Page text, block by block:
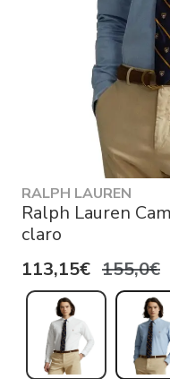
RALPH LAUREN
Ralph Lauren
claro
113,15€ 155,0€